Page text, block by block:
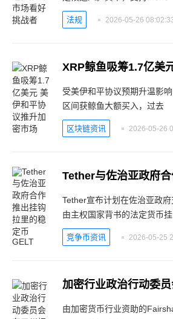
法规 2026-05-26
XRP鲸鱼吸筹1.7亿美
受美伊和平协议预期升温影
区间获鲸鱼大额买入，过去
区块链资讯 2026-05-26
Tether与佐治亚政府
Tether宣布计划在佐治亚政
由主权国家背书的法定货币挂
竞争币资讯 2026-05-25
加密行业政治行动委
由加密货币行业资助的